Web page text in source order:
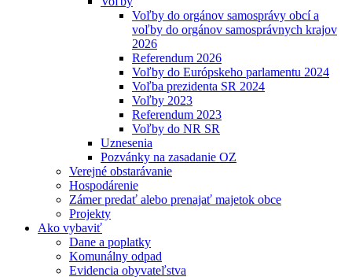
Voľby do orgánov samosprávy obcí a
voľby do orgánov samosprávnych krajov
2026
Referendum 2026
Voľby do Európskeho parlamentu 2024
Voľba prezidenta SR 2024
Voľby 2023
Referendum 2023
Voľby do NR SR
Uznesenia
Pozvánky na zasadanie OZ
Verejné obstarávanie
Hospodárenie
Zámer predať alebo prenajať majetok obce
Projekty
Ako vybaviť
Dane a poplatky
Komunálny odpad
Evidencia obyvateľstva